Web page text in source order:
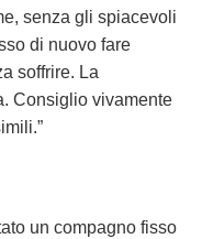
senza gli spiacevoli
di nuovo fare
soffrire. La
Consiglio vivamente
un compagno fisso